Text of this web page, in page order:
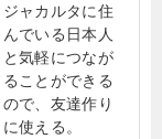
ジャカルタに住
んでいる日本人
と気軽につなが
ることができる
ので、友達作り
に使える。